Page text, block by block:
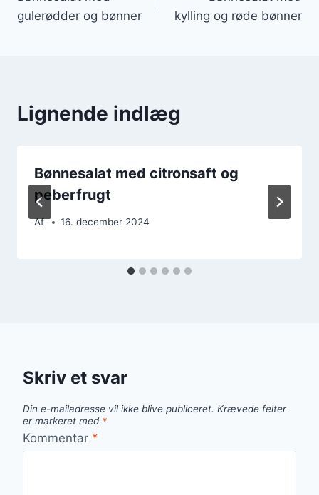
gulerødder og bønner
kylling og røde bønner
Lignende indlæg
Bønnesalat med citronsaft og
peberfrugt
Af 16. december 2024
Skriv et svar
Din e-mailadresse vil ikke blive publiceret. Krævede felter
er markeret med *
Kommentar *